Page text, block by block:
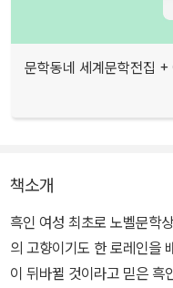
문학동네 세계문학전집 +
책소개
흑인 여성 최초로 노벨문학
의 고향이기도 한 로레인을
이 뒤바뀔 것이라고 믿은 흑